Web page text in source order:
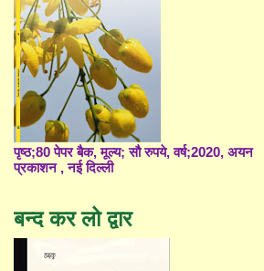
पृष्ठ;80 पेपर बैक, मूल्य; सौ रुपये, वर्ष;2020, अयन
प्रकाशन , नई दिल्ली
बन्द कर लो द्वार